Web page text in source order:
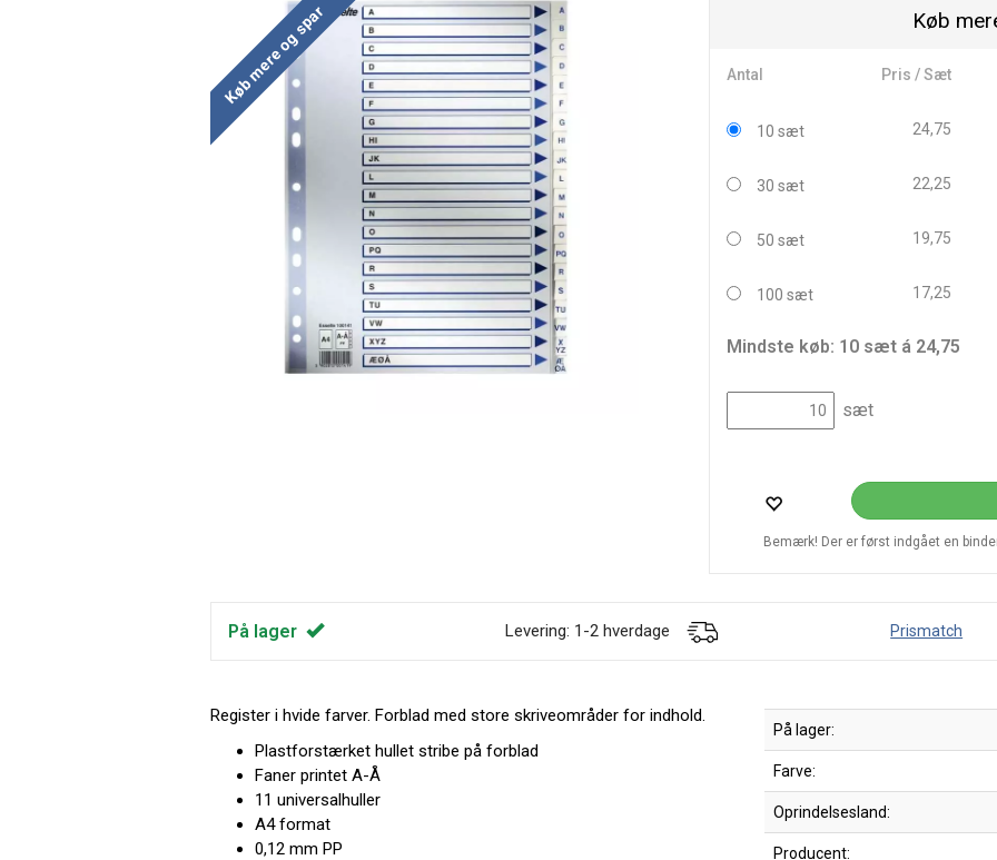
Køb mere og spar Køb
Antal Pris / Sæt
10 sæt 24,75
30 sæt 22,25
50 sæt 19,75
100 sæt 17,25
Mindste køb: 10 sæt á 24,75
sæt
Bemærk! Der er først indgået en
På lager Levering: 1-2 hverdage Prismatch
Register i hvide farver. Forblad med store skriveområder for indhold.
Plastforstærket hullet stribe på forblad
Faner printet A-Å
11 universalhuller
A4 format
0,12 mm PP
På lager:
Farve:
Oprindelsesland:
Producent: